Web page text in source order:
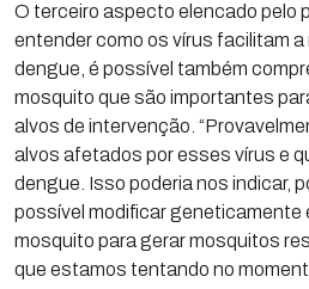
O terceiro aspecto elencado pelo
entender como os vírus facilitam a
dengue, é possível também
mosquito que são importantes
alvos de intervenção.
alvos afetados por esses vírus e
dengue. Isso poderia nos indicar,
possível modificar geneticamente
mosquito para gerar mosquitos
que estamos tentando no